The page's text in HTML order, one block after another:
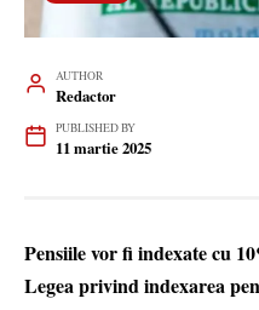
AUTHOR
Redactor
PUBLISHED BY
11 martie 2025
Pensiile vor fi indexate cu
Legea privind indexarea